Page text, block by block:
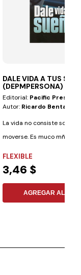
DALE VIDA A TUS
(DEPMPERSONA)
Editorial: Pacific Press
Autor: Ricardo
La vida no consiste solo
moverse. Es muco mñas
FLEXIBLE
3,46 $
AGREGAR AL